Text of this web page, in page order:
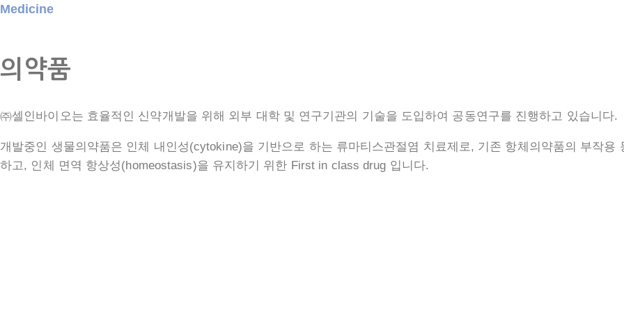
Medicine
의약품
㈜셀인바이오는 효율적인 신약개발을 위해 외부 대학 및 연구기관의 기술을 도입하여 공동연구를 진행하고 있습니다.
개발중인 생물의약품은 인체 내인성(cytokine)을 기반으로 하는 류마티스관절염 치료제로, 기존 항체의약품의 부작용
하고, 인체 면역 항상성(homeostasis)을 유지하기 위한 First in class drug 입니다.